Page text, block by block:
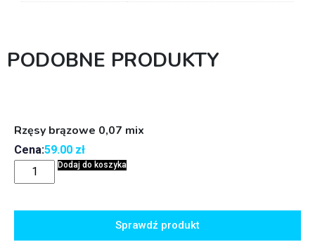
PODOBNE PRODUKTY
Rzęsy brązowe 0,07 mix
Cena:59.00 zł
Dodaj do koszyka
Sprawdź produkt